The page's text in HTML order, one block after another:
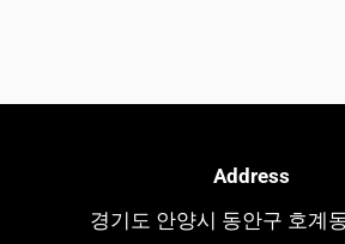
Address
경기도 안양시 동안구 호계